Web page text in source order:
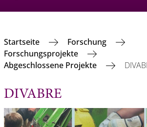
Startseite
Forschung
Forschungsprojekte
Abgeschlossene Projekte
DIVABRE